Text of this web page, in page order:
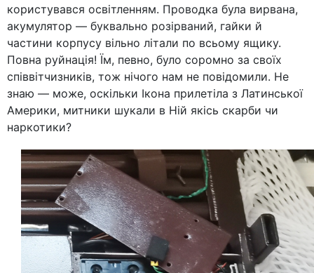
користувався освітленням. Проводка була вирвана,
акумулятор — буквально розірваний, гайки й
частини корпусу вільно літали по всьому ящику.
Повна руйнація! Їм, певно, було соромно за своїх
співвітчизників, тож нічого нам не повідомили. Не
знаю — може, оскільки Ікона прилетіла з Латинської
Америки, митники шукали в Ній якісь скарби чи
наркотики?